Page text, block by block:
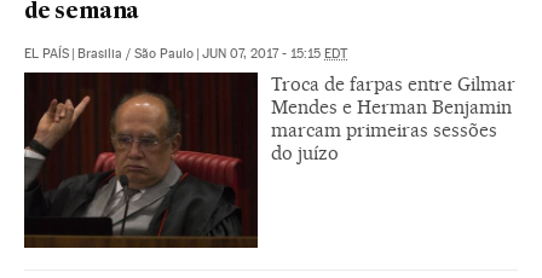
de semana
EL PAÍS | Brasilia / São Paulo | JUN 07, 2017 - 15:15 EDT
Troca de farpas entre Gilmar
Mendes e Herman Benjamin
marcam primeiras sessões
do juízo